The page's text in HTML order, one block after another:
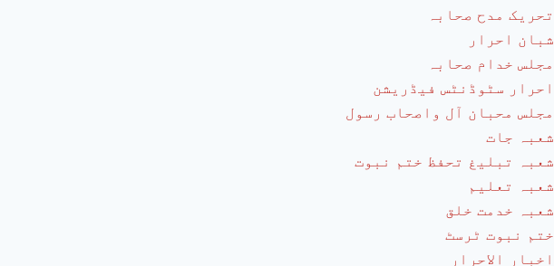
تحریک مدح صحابہ
شبان احرار
مجلس خدام صحابہ
احرار سٹوڈنٹس فیڈریشن
مجلس محبان آل واصحاب رسول
شعبہ جات
شعبہ تبلیغ تحفظ ختم نبوت
شعبہ تعلیم
شعبہ خدمت خلق
ختم نبوت ٹرسٹ
اخبار الاحرار